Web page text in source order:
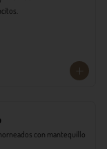
con mantequillo